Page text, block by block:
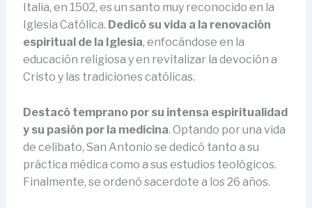
Italia, en 1502, es un santo muy reconocido en la
Iglesia Católica. Dedicó su vida a la renovación
espiritual de la Iglesia, enfocándose en la
educación religiosa y en revitalizar la devoción a
Cristo y las tradiciones católicas.
Destacó temprano por su intensa espiritualidad
y su pasión por la medicina. Optando por una vida
de celibato, San Antonio se dedicó tanto a su
práctica médica como a sus estudios teológicos.
Finalmente, se ordenó sacerdote a los 26 años.